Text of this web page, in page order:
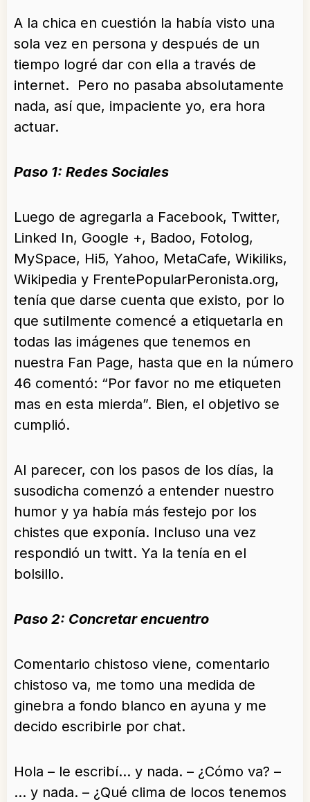
A la chica en cuestión la había visto una
sola vez en persona y después de un
tiempo logré dar con ella a través de
internet. Pero no pasaba absolutamente
nada, así que, impaciente yo, era hora
actuar.
Paso 1: Redes Sociales
Luego de agregarla a Facebook, Twitter,
Linked In, Google +, Badoo, Fotolog,
MySpace, Hi5, Yahoo, MetaCafe, Wikiliks,
Wikipedia y FrentePopularPeronista.org,
tenía que darse cuenta que existo, por lo
que sutilmente comencé a etiquetarla en
todas las imágenes que tenemos en
nuestra Fan Page, hasta que en la número
46 comentó: “Por favor no me etiqueten
mas en esta mierda”. Bien, el objetivo se
cumplió.
Al parecer, con los pasos de los días, la
susodicha comenzó a entender nuestro
humor y ya había más festejo por los
chistes que exponía. Incluso una vez
respondió un twitt. Ya la tenía en el
bolsillo.
Paso 2: Concretar encuentro
Comentario chistoso viene, comentario
chistoso va, me tomo una medida de
ginebra a fondo blanco en ayuna y me
decido escribirle por chat.
Hola – le escribí… y nada. – ¿Cómo va? –
… y nada. – ¿Qué clima de locos tenemos